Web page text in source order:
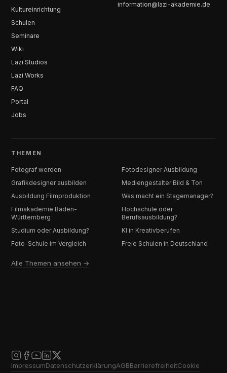
Kultureinrichtung
Schulen
Seminare
Wiki
Lazi Studios
Lazi Works
FAQ
Portal
Jobs
information@lazi-akademie.de
THEMEN
Fotograf werden
Fotodesigner Ausbildung
Grafikdesigner ausbilden
Mediengestalter Bild & Ton
Ausbildung Filmproduktion
Was macht ein Stagemanager?
Filmakademie Baden-
Württemberg
Hochschule oder
Berufsausbildung?
Studium oder Ausbildung?
KI in Kreativberufen
Foto-Schule im Vergleich
Freie Schulen in Deutschland
Alle Themen ansehen →
ImpressumDatenschutzerklärungAGBBarrierefreiheitCookie